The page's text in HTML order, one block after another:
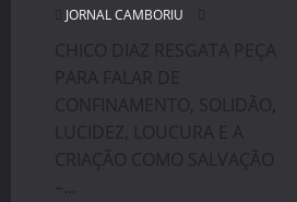
JORNAL CAMBORIU
CHICO DIAZ RESGATA PEÇA
PARA FALAR DE
CONFINAMENTO, SOLIDÃO,
LUCIDEZ, LOUCURA E A
CRIAÇÃO COMO SALVAÇÃO
–...